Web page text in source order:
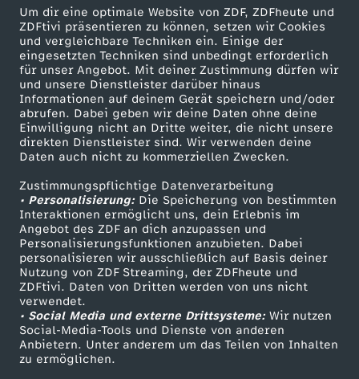
Um dir eine optimale Website von ZDF, ZDFheute und
ZDFtivi präsentieren zu können, setzen wir Cookies
und vergleichbare Techniken ein. Einige der
eingesetzten Techniken sind unbedingt erforderlich
für unser Angebot. Mit deiner Zustimmung dürfen wir
und unsere Dienstleister darüber hinaus
Informationen auf deinem Gerät speichern und/oder
abrufen. Dabei geben wir deine Daten ohne deine
Einwilligung nicht an Dritte weiter, die nicht unsere
direkten Dienstleister sind. Wir verwenden deine
Daten auch nicht zu kommerziellen Zwecken.
Zustimmungspflichtige Datenverarbeitung
• Personalisierung:Die Speicherung von bestimmten
Interaktionen ermöglicht uns, dein Erlebnis im
Angebot des ZDF an dich anzupassen und
Personalisierungsfunktionen anzubieten. Dabei
personalisieren wir ausschließlich auf Basis deiner
Nutzung von ZDF Streaming, der ZDFheute und
ZDFtivi. Daten von Dritten werden von uns nicht
verwendet.
• Social Media und externe Drittsysteme:Wir nutzen
Social-Media-Tools und Dienste von anderen
Anbietern. Unter anderem um das Teilen von Inhalten
zu ermöglichen.
l
i
c
h
z
e
r
s
t
ö
Mehr ZDF
ZDF-Apps
Smart TV
ZDFtext
Livestreams
Sendungen A-Z
TV-Programm
Service
ZDFmitreden
Kontakt zum ZDF
Tickets
Zuschauerservice
Hilfe
ZDF Unternehmen
Karriere